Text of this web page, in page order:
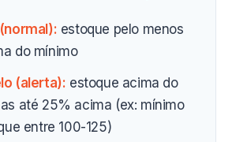
estoque pelo menos
do mínimo
(alerta): estoque acima do
até 25% acima (ex: mínimo
entre 100-125)